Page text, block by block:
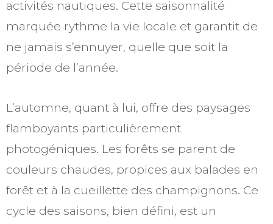
activités nautiques. Cette saisonnalité
marquée rythme la vie locale et garantit de
ne jamais s’ennuyer, quelle que soit la
période de l’année.
L’automne, quant à lui, offre des paysages
flamboyants particulièrement
photogéniques. Les forêts se parent de
couleurs chaudes, propices aux balades en
forêt et à la cueillette des champignons. Ce
cycle des saisons, bien défini, est un